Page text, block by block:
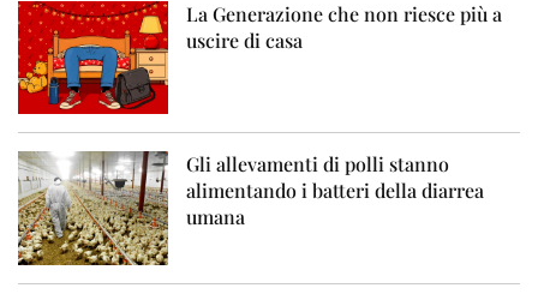
La Generazione che non riesce più a
uscire di casa
Gli allevamenti di polli stanno
alimentando i batteri della diarrea
umana